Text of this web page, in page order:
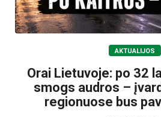
AKTUALIJOS
Orai Lietuvoje: po 32
smogs audros –
regionuose bus